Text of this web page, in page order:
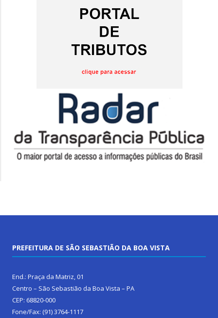
PREFEITURA DE SÃO SEBASTIÃO DA BOA VISTA
End.: Praça da Matriz, 01
Centro – São Sebastião da Boa Vista – PA
CEP: 68820-000
Fone/Fax: (91) 3764-1117